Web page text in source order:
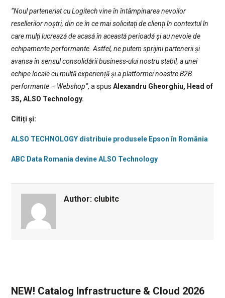
“Noul parteneriat cu Logitech vine în întâmpinarea nevoilor
resellerilor noștri, din ce în ce mai solicitați de clienți în contextul în
care mulți lucrează de acasă în această perioadă și au nevoie de
echipamente performante. Astfel, ne putem sprijini partenerii și
avansa în sensul consolidării business-ului nostru stabil, a unei
echipe locale cu multă experiență și a platformei noastre B2B
performante – Webshop”, a spus Alexandru Gheorghiu, Head of
3S, ALSO Technology.
Citiți și:
ALSO TECHNOLOGY distribuie produsele Epson în România
ABC Data Romania devine ALSO Technology
Author: clubitc
NEW! Catalog Infrastructure & Cloud 2026